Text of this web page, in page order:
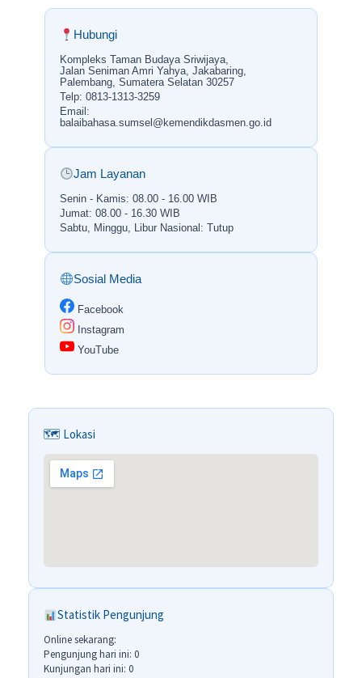
Hubungi
Kompleks Taman Budaya Sriwijaya,
Jalan Seniman Amri Yahya, Jakabaring,
Palembang, Sumatera Selatan 30257
Telp: 0813-1313-3259
Email:
balaibahasa.sumsel@kemendikdasmen.go.id
Jam Layanan
Senin - Kamis: 08.00 - 16.00 WIB
Jumat: 08.00 - 16.30 WIB
Sabtu, Minggu, Libur Nasional: Tutup
Sosial Media
Facebook
Instagram
YouTube
🗺 Lokasi
Statistik Pengunjung
Online sekarang:
Pengunjung hari ini: 0
Kunjungan hari ini: 0